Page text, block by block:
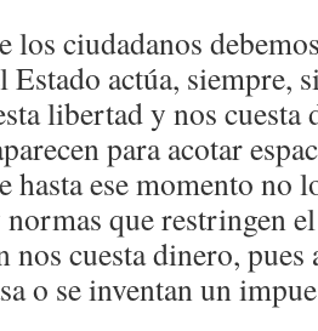
los ciudadanos
Estado actúa, siempre,
libertad y nos cuesta
para acotar
hasta ese momento no
que restringen
nos cuesta dinero,
o se inventan un